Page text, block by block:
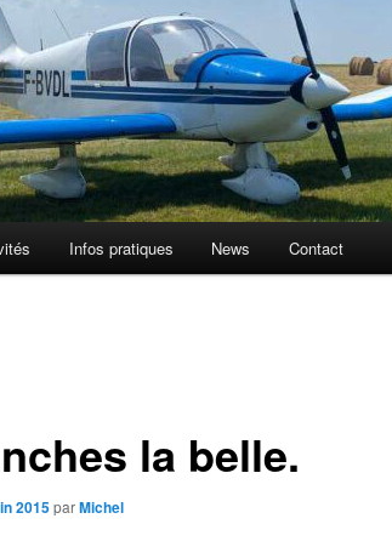
Infos pratiques News Contact
la belle.
2015parMichel